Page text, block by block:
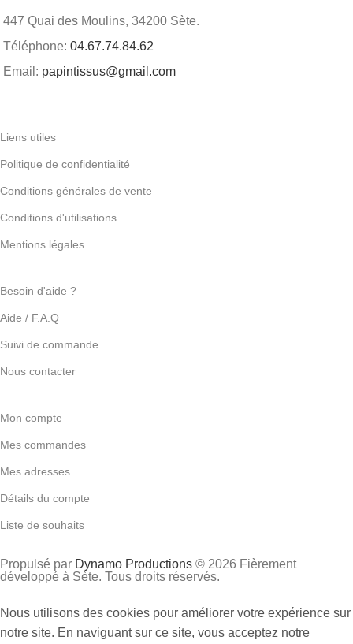
447 Quai des Moulins, 34200 Sète.
Téléphone: 04.67.74.84.62
Email: papintissus@gmail.com
Liens utiles
Politique de confidentialité
Conditions générales de vente
Conditions d'utilisations
Mentions légales
Besoin d'aide ?
Aide / F.A.Q
Suivi de commande
Nous contacter
Mon compte
Mes commandes
Mes adresses
Détails du compte
Liste de souhaits
Propulsé par Dynamo Productions © 2026 Fièrement
développé à Sète. Tous droits réservés.
Nous utilisons des cookies pour améliorer votre expérience sur
notre site. En naviguant sur ce site, vous acceptez notre